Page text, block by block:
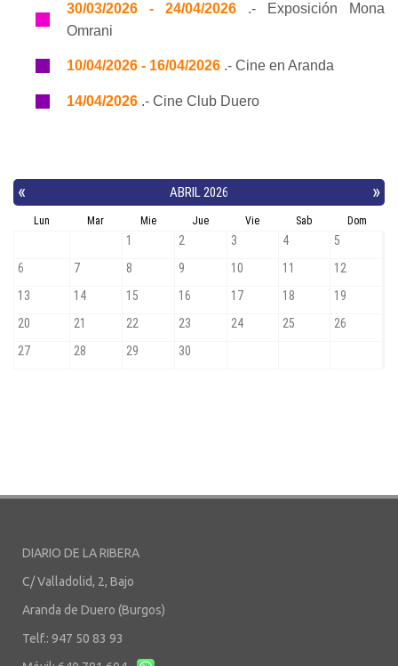
30/03/2026 - 24/04/2026 .- Exposición Mona
Omrani
10/04/2026 - 16/04/2026 .- Cine en Aranda
14/04/2026 .- Cine Club Duero
DIARIO DE LA RIBERA
C/ Valladolid, 2, Bajo
Aranda de Duero (Burgos)
Telf.: 947 50 83 93